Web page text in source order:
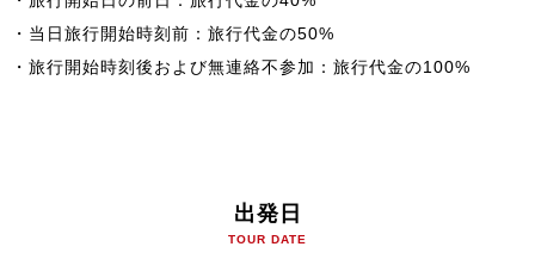
・当日旅行開始時刻前：旅行代金の50%
・旅行開始時刻後および無連絡不参加：旅行代金の100%
出発日
TOUR DATE